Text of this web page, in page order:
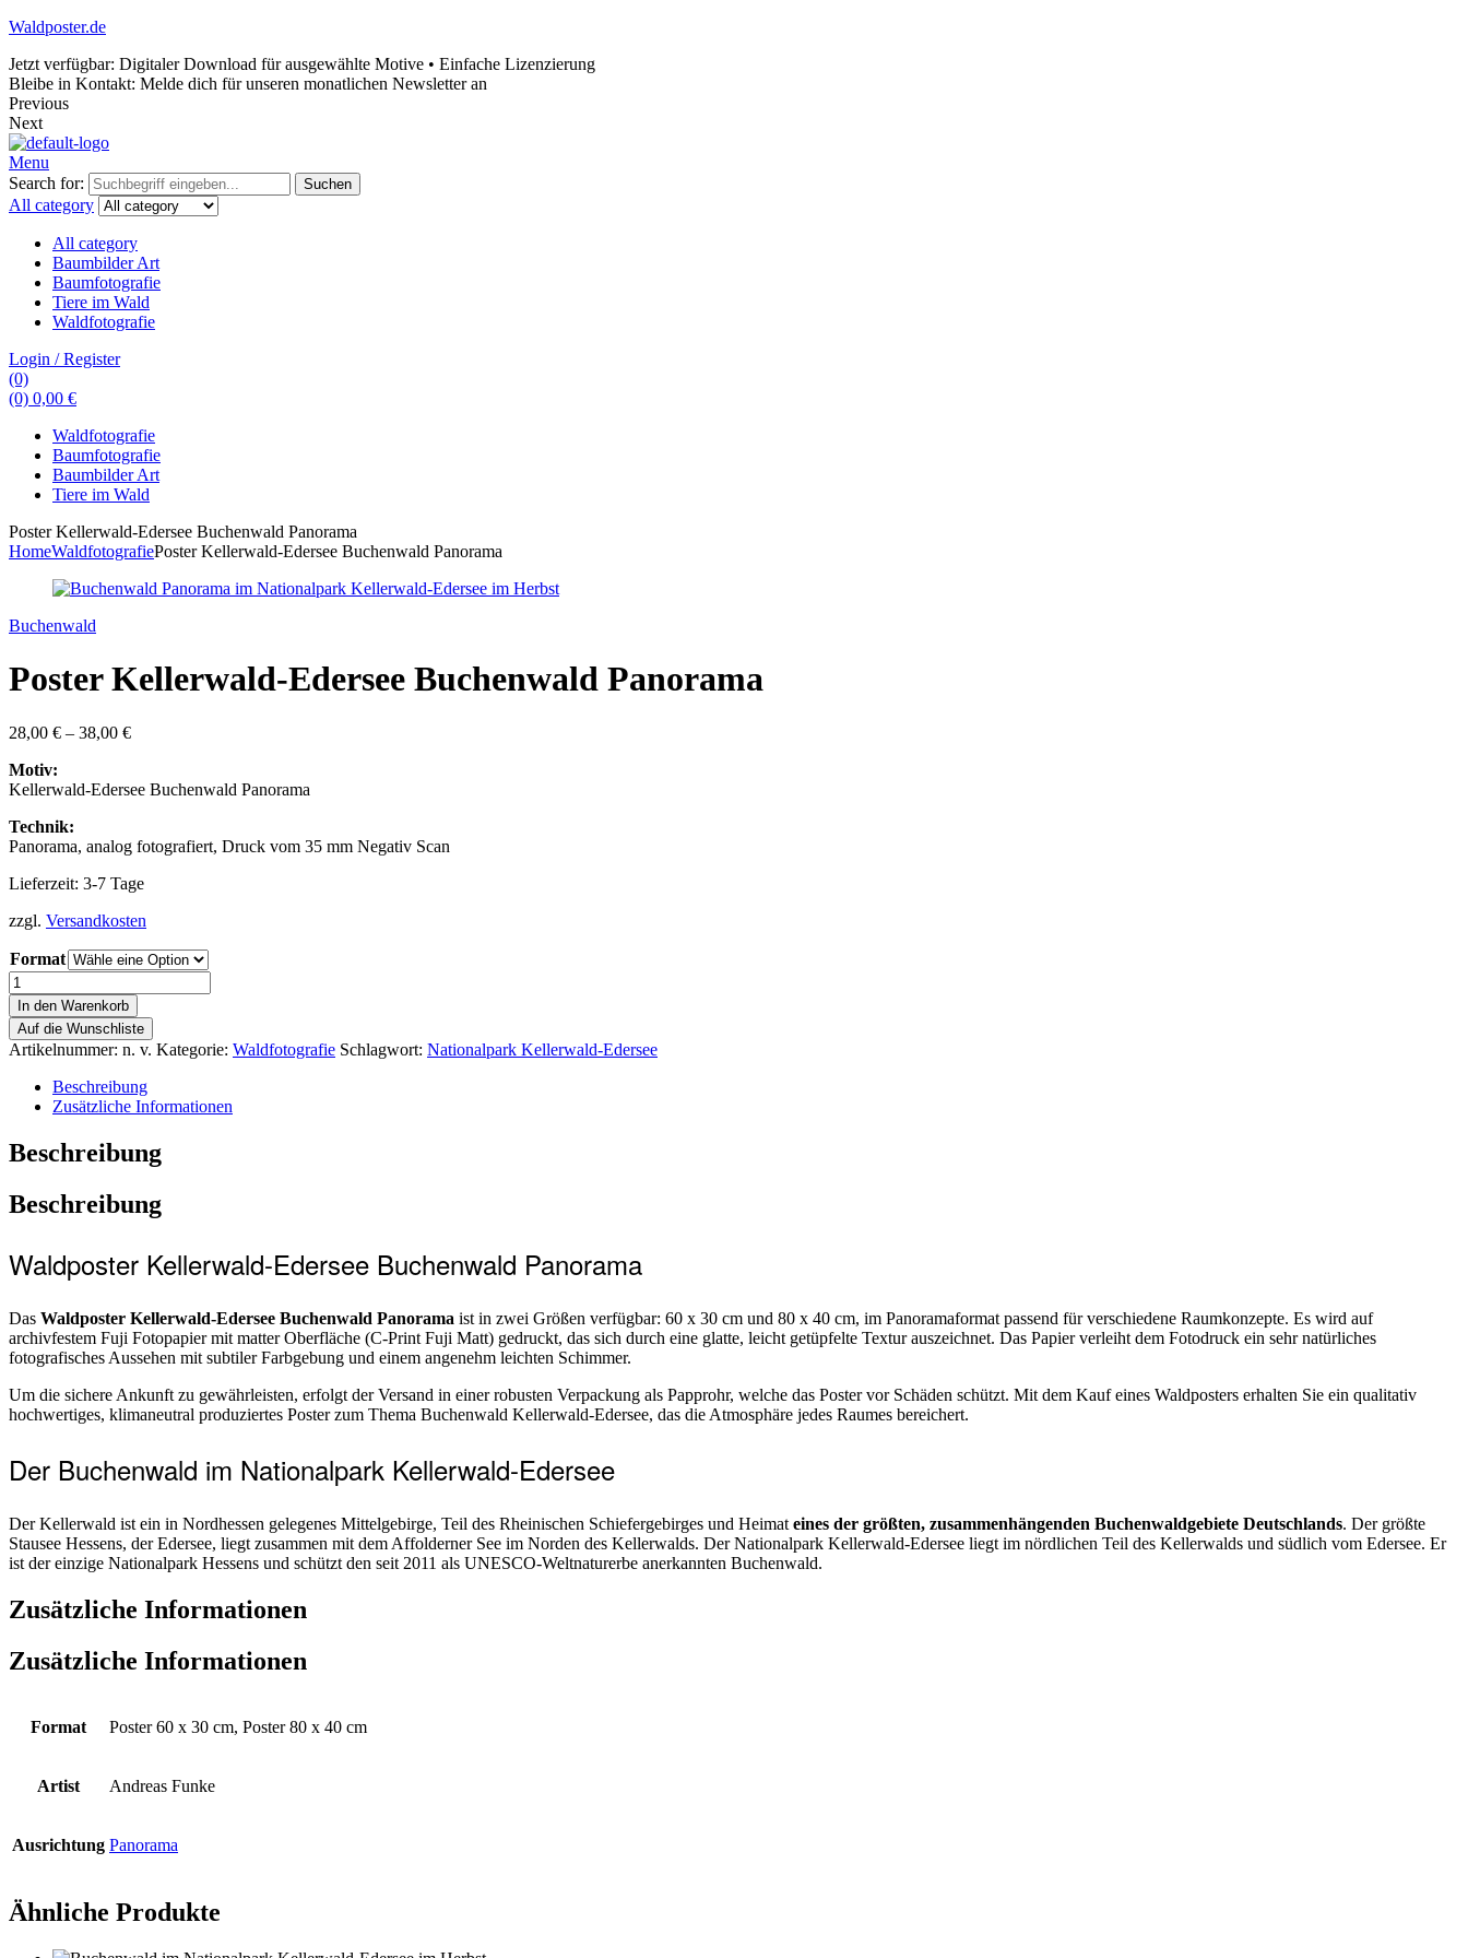
Waldposter.de
Jetzt verfügbar: Digitaler Download für ausgewählte Motive • Einfache Lizenzierung
Bleibe in Kontakt: Melde dich für unseren monatlichen Newsletter an
Previous
Next
Menu
Search for:
Suchen
All category
All category
Baumbilder Art
Baumfotografie
Tiere im Wald
Waldfotografie
Login / Register
(0)
(0) 0,00 €
Waldfotografie
Baumfotografie
Baumbilder Art
Tiere im Wald
Poster Kellerwald-Edersee Buchenwald Panorama
HomeWaldfotografiePoster Kellerwald-Edersee Buchenwald Panorama
Buchenwald
Poster Kellerwald-Edersee Buchenwald Panorama
28,00 € – 38,00 €
Motiv:
Kellerwald-Edersee Buchenwald Panorama
Technik:
Panorama, analog fotografiert, Druck vom 35 mm Negativ Scan
Lieferzeit: 3-7 Tage
zzgl. Versandkosten
Format
In den Warenkorb
Auf die Wunschliste
Artikelnummer: n. v. Kategorie: Waldfotografie Schlagwort: Nationalpark Kellerwald-Edersee
Beschreibung
Zusätzliche Informationen
Beschreibung
Beschreibung
Waldposter Kellerwald-Edersee Buchenwald Panorama
Das Waldposter Kellerwald-Edersee Buchenwald Panorama ist in zwei Größen verfügbar: 60 x 30 cm und 80 x 40 cm, im Panoramaformat passend für verschiedene Raumkonzepte. Es wird auf
archivfestem Fuji Fotopapier mit matter Oberfläche (C-Print Fuji Matt) gedruckt, das sich durch eine glatte, leicht getüpfelte Textur auszeichnet. Das Papier verleiht dem Fotodruck ein sehr natürliches
fotografisches Aussehen mit subtiler Farbgebung und einem angenehm leichten Schimmer.
Um die sichere Ankunft zu gewährleisten, erfolgt der Versand in einer robusten Verpackung als Papprohr, welche das Poster vor Schäden schützt. Mit dem Kauf eines Waldposters erhalten Sie ein qualitativ
hochwertiges, klimaneutral produziertes Poster zum Thema Buchenwald Kellerwald-Edersee, das die Atmosphäre jedes Raumes bereichert.
Der Buchenwald im Nationalpark Kellerwald-Edersee
Der Kellerwald ist ein in Nordhessen gelegenes Mittelgebirge, Teil des Rheinischen Schiefergebirges und Heimat eines der größten, zusammenhängenden Buchenwaldgebiete Deutschlands. Der größte
Stausee Hessens, der Edersee, liegt zusammen mit dem Affolderner See im Norden des Kellerwalds. Der Nationalpark Kellerwald-Edersee liegt im nördlichen Teil des Kellerwalds und südlich vom Edersee. Er
ist der einzige Nationalpark Hessens und schützt den seit 2011 als UNESCO-Weltnaturerbe anerkannten Buchenwald.
Zusätzliche Informationen
Zusätzliche Informationen
Format Poster 60 x 30 cm, Poster 80 x 40 cm
Artist Andreas Funke
Ausrichtung Panorama
Ähnliche Produkte